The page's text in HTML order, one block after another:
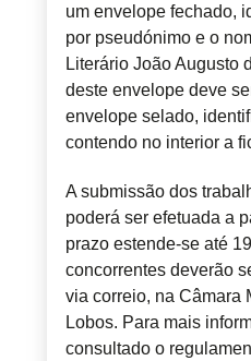
um envelope fechado,
por pseudónimo e o
Literário João Augusto
deste envelope deve
envelope selado,
contendo no interior a
A submissão dos
poderá ser efetuada a
prazo estende-se até
concorrentes deverão
via correio, na Câmara
Lobos. Para mais
consultado o